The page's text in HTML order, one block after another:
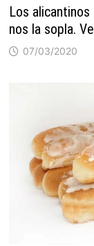
Los alicantinos
nos la sopla.
07/03/2020